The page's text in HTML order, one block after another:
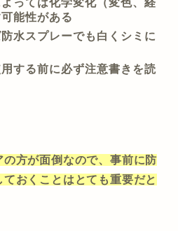
っては化学変化（変色、経
能性がある
水スプレーでも白くシミに
する前に必ず注意書きを読
方が面倒なので、事前に防
おくことはとても重要だと